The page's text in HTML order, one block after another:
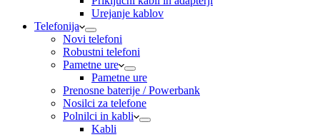
Urejanje kablov
Telefonija
Novi telefoni
Robustni telefoni
Pametne ure
Pametne ure
Prenosne baterije / Powerbank
Nosilci za telefone
Polnilci in kabli
Kabli